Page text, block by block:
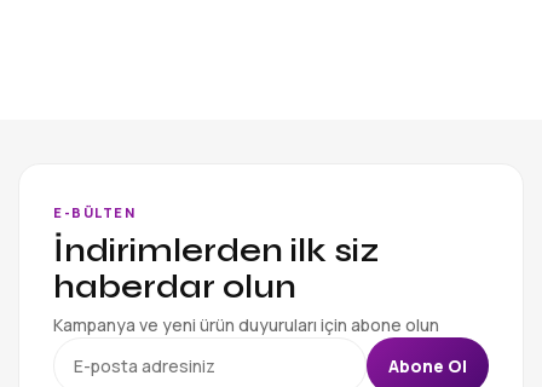
E-BÜLTEN
İndirimlerden ilk siz
haberdar olun
Kampanya ve yeni ürün duyuruları için abone olun
Abone Ol